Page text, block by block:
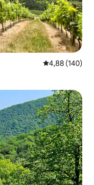
4,88 de uma
4,88 (140)